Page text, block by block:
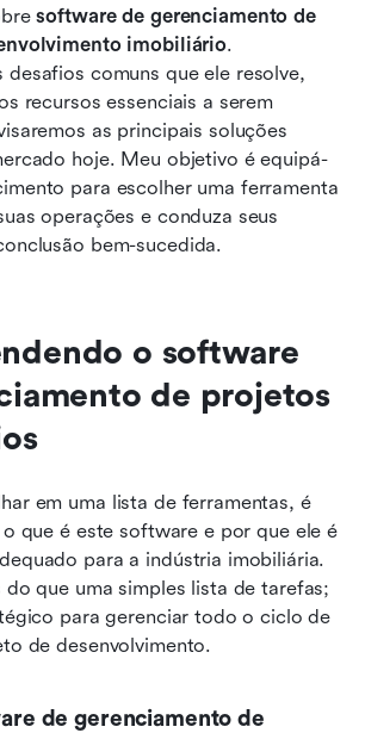
software de gerenciamento de
imobiliário.
desafios comuns que ele resolve,
recursos essenciais a serem
as principais soluções
hoje. Meu objetivo é equipá-
para escolher uma ferramenta
operações e conduza seus
bem-sucedida.
o software
de projetos
em uma lista de ferramentas, é
que é este software e por que ele é
para a indústria imobiliária.
do que uma simples lista de tarefas;
para gerenciar todo o ciclo de
de desenvolvimento.
de gerenciamento de